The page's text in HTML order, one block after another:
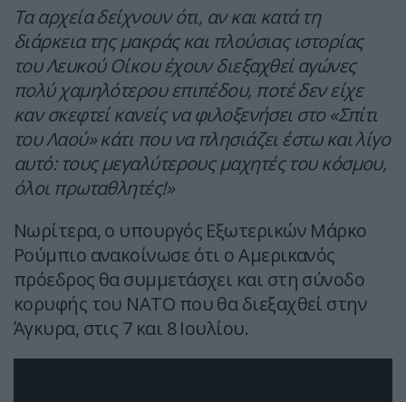
Τα αρχεία δείχνουν ότι, αν και κατά τη
διάρκεια της μακράς και πλούσιας ιστορίας
του Λευκού Οίκου έχουν διεξαχθεί αγώνες
πολύ χαμηλότερου επιπέδου, ποτέ δεν είχε
καν σκεφτεί κανείς να φιλοξενήσει στο «Σπίτι
του Λαού» κάτι που να πλησιάζει έστω και λίγο
αυτό: τους μεγαλύτερους μαχητές του κόσμου,
όλοι πρωταθλητές!»
Νωρίτερα, ο υπουργός Εξωτερικών Μάρκο
Ρούμπιο ανακοίνωσε ότι ο Αμερικανός
πρόεδρος θα συμμετάσχει και στη σύνοδο
κορυφής του ΝΑΤΟ που θα διεξαχθεί στην
Άγκυρα, στις 7 και 8 Ιουλίου.